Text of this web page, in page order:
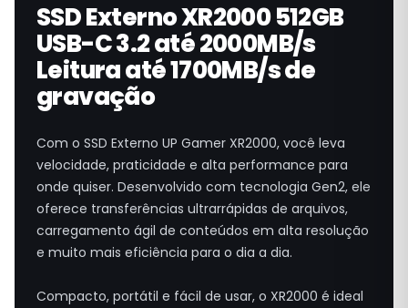
SSD Externo XR2000 512GB
USB-C 3.2 até 2000MB/s
Leitura até 1700MB/s de
gravação
Com o SSD Externo UP Gamer XR2000, você leva
velocidade, praticidade e alta performance para
onde quiser. Desenvolvido com tecnologia Gen2, ele
oferece transferências ultrarrápidas de arquivos,
carregamento ágil de conteúdos em alta resolução
e muito mais eficiência para o dia a dia.
Compacto, portátil e fácil de usar, o XR2000 é ideal